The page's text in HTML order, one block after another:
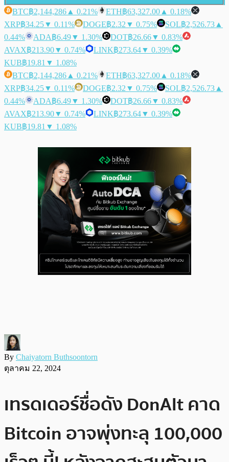
BTC฿2,144,286 ▲ 0.21% ETH฿63,327.00 ▲ 0.18%
XRP฿34.25▼ 0.11% DOGE฿2.32 ▼ 0.75% SOL฿2,526.73 ▲
0.44%
ADA฿6.49▼ 1.30% DOT฿26.66▼ 0.83%
AVAX฿213.90▼ 0.74% LINK฿273.64▼ 0.39%
KUB฿19.81 ▼ 1.08%
BTC฿2,144,286 ▲ 0.21% ETH฿63,327.00 ▲ 0.18%
XRP฿34.25▼ 0.11% DOGE฿2.32 ▼ 0.75% SOL฿2,526.73 ▲
0.44%
ADA฿6.49▼ 1.30% DOT฿26.66▼ 0.83%
AVAX฿213.90▼ 0.74% LINK฿273.64▼ 0.39%
KUB฿19.81 ▼ 1.08%
By Chaiyatorn Buthsoontorn
ตุลาคม 22, 2024
เทรดเดอร์ชื่อดัง DonAlt คาด
Bitcoin อาจพุ่งทะลุ 100,000